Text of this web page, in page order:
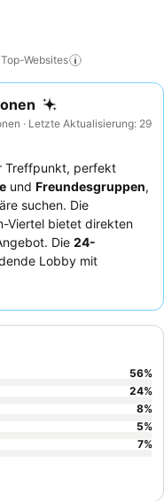
Top-Websites
· Letzte Aktualisierung: 29
Treffpunkt, perfekt
und Freundesgruppen,
suchen. Die
Viertel bietet direkten
Die 24-
Lobby mit
immer wieder das
für die öffentlichen
ganz bequem.
56%
24%
8%
5%
7%